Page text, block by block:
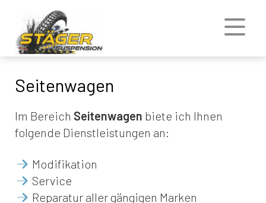
Seitenwagen
Im Bereich Seitenwagen biete ich Ihnen
folgende Dienstleistungen an:
Modifikation
Service
Reparatur aller gängigen Marken